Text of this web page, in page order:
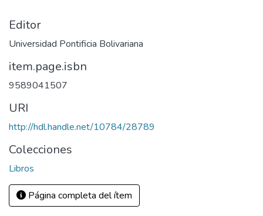
Editor
Universidad Pontificia Bolivariana
item.page.isbn
9589041507
URI
http://hdl.handle.net/10784/28789
Colecciones
Libros
Página completa del ítem